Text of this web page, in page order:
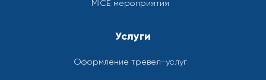
MICE мероприятия
Услуги
Оформление тревел-услуг